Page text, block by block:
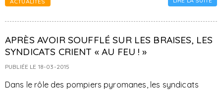
APRÈS AVOIR SOUFFLÉ SUR LES BRAISES, LES
SYNDICATS CRIENT « AU FEU ! »
PUBLIÉE LE 18-03-2015
Dans le rôle des pompiers pyromanes, les syndicats